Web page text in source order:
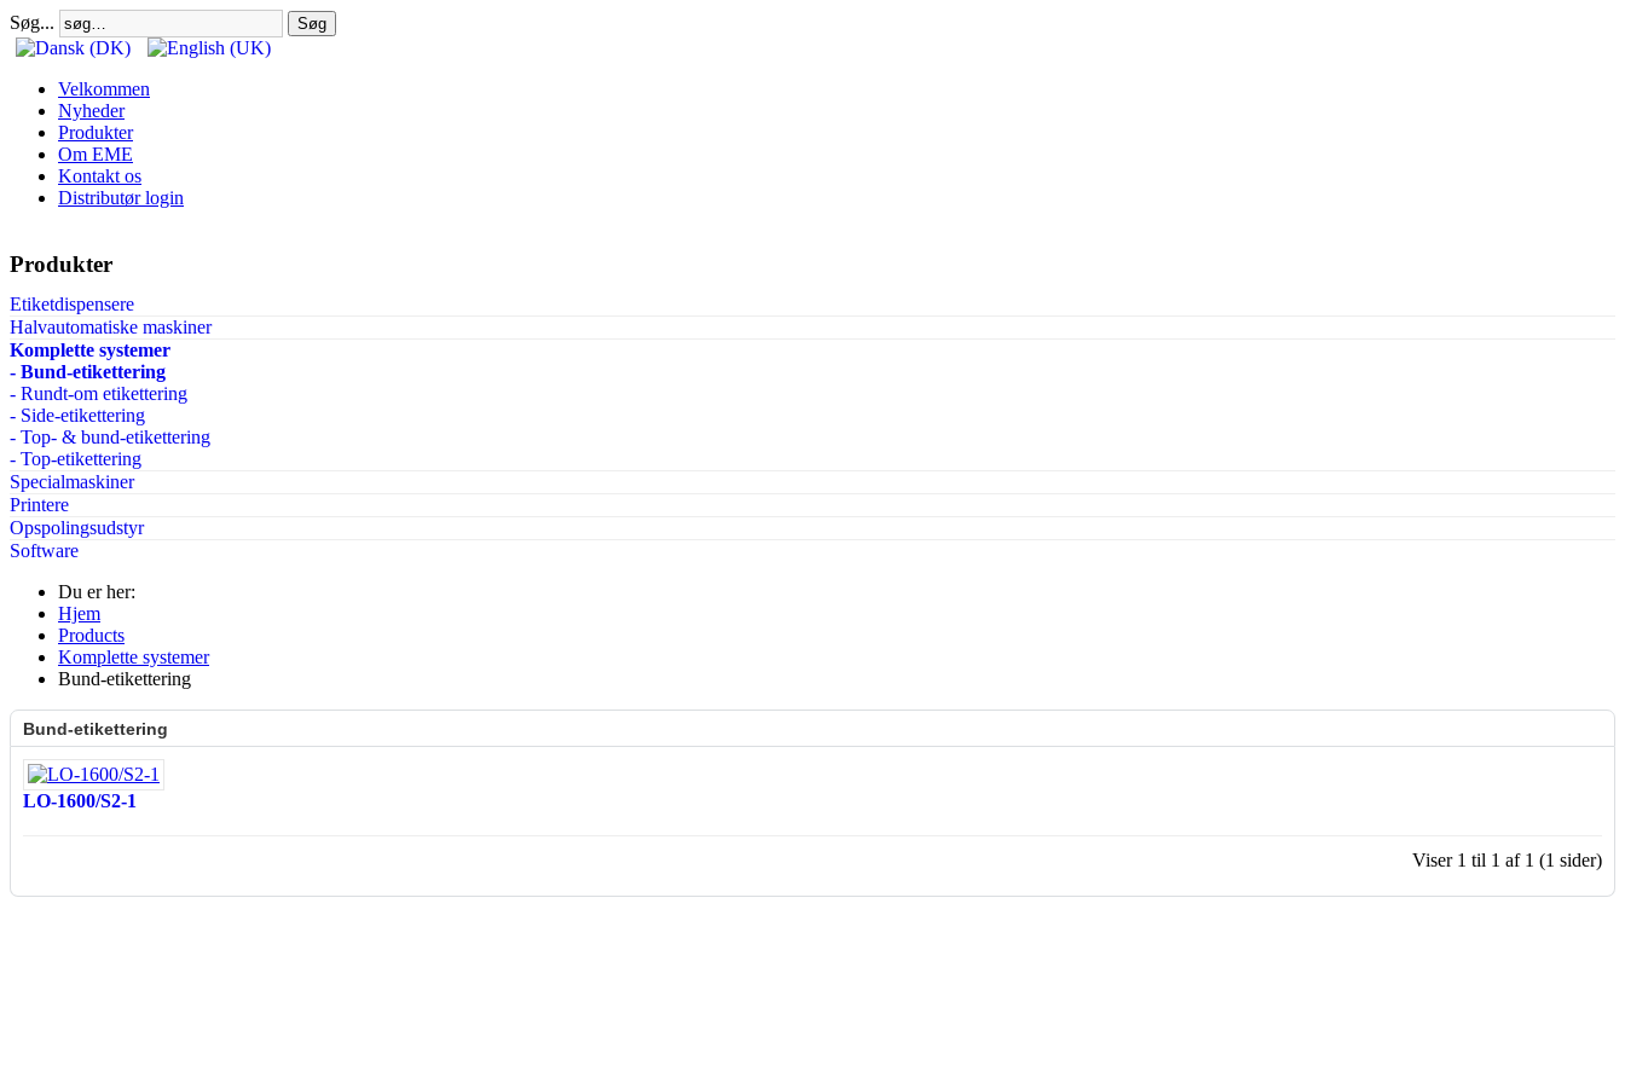
Søg... Søg
Velkommen
Nyheder
Produkter
Om EME
Kontakt os
Distributør login
Produkter
Etiketdispensere
Halvautomatiske maskiner
Komplette systemer
- Bund-etikettering
- Rundt-om etikettering
- Side-etikettering
- Top- & bund-etikettering
- Top-etikettering
Specialmaskiner
Printere
Opspolingsudstyr
Software
Du er her:
Hjem
Products
Komplette systemer
Bund-etikettering
Bund-etikettering
LO-1600/S2-1
Viser 1 til 1 af 1 (1 sider)